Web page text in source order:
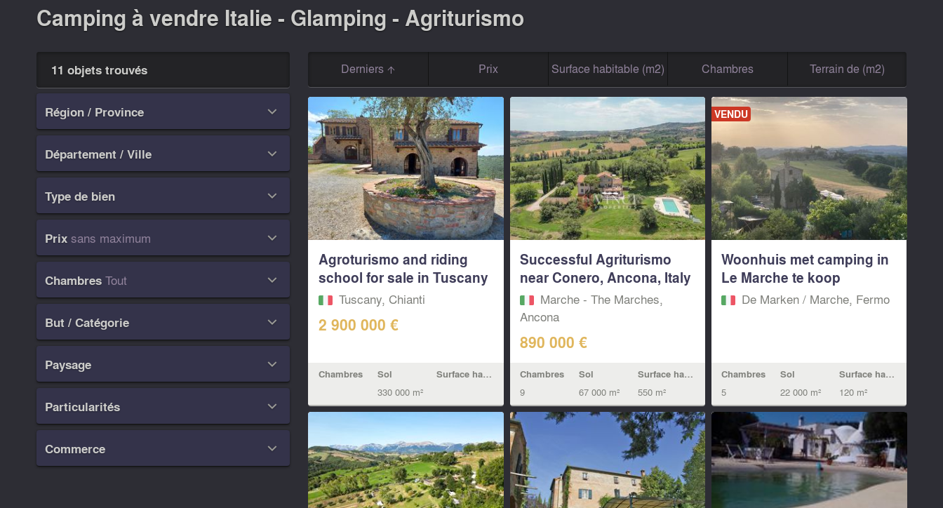
Camping à vendre Italie - Glamping - Agriturismo
11 objets trouvés
Région / Province 
Département / Ville 
Type de bien 
Prix sans maximum 
Chambres Tout 
But / Catégorie 
Paysage 
Particularités 
Commerce 
Derniers Prix Surface habitable (m2) Chambres Terrain de (m2)
Agroturismo and riding
school for sale in Tuscany
Tuscany, Chianti
2 900 000 €
Chambres Sol
330 000 m²
Surface habitable
Successful Agriturismo
near Conero, Ancona, Italy
Marche - The Marches,
Ancona
890 000 €
Chambres
9
Sol
67 000 m²
Surface habitable
550 m²
VENDU
Woonhuis met camping in
Le Marche te koop
De Marken / Marche, Fermo‎
Chambres
5
Sol
22 000 m²
Surface habitable
120 m²